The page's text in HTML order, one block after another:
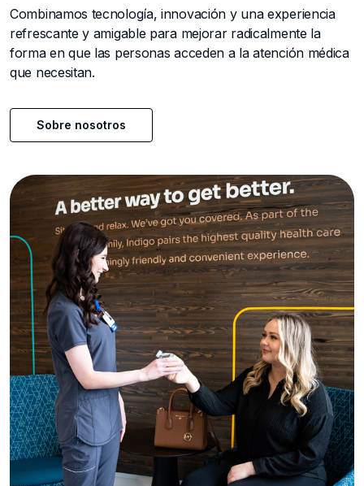
Combinamos tecnología, innovación y una experiencia
refrescante y amigable para mejorar radicalmente la
forma en que las personas acceden a la atención médica
que necesitan.
Sobre nosotros